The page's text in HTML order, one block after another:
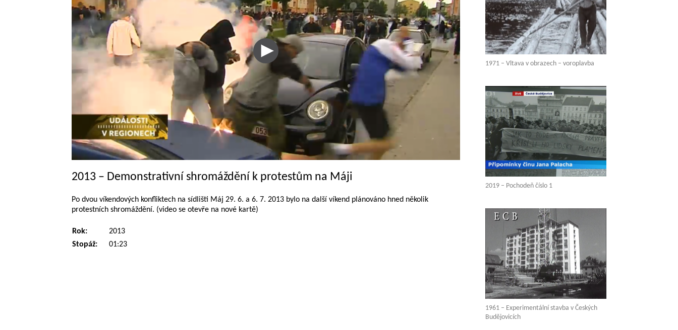
2013 – Demonstrativní shromáždění k protestům na Máji
Po dvou víkendových konfliktech na sídlišti Máj 29. 6. a 6. 7. 2013 bylo na další víkend plánováno hned několik
protestních shromáždění. (video se otevře na nové kartě)
Rok:
2013
Stopáž:
01:23
1971 – Vltava v obrazech – voroplavba
2019 – Pochodeň číslo 1
1961 – Experimentální stavba v Českých
Budějovicích